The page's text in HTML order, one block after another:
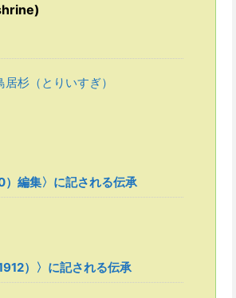
杉（とりいすぎ）
編集〉に記される伝承
）〉に記される伝承